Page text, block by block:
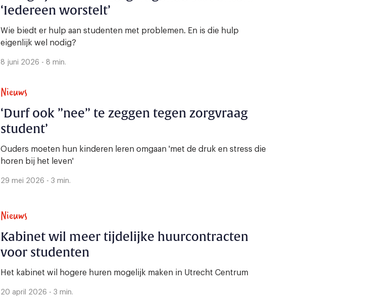
‘Iedereen worstelt’
Wie biedt er hulp aan studenten met problemen. En is die hulp
eigenlijk wel nodig?
8 juni 2026 - 8 min.
Nieuws
‘Durf ook ”nee” te zeggen tegen zorgvraag
student’
Ouders moeten hun kinderen leren omgaan 'met de druk en stress die
horen bij het leven'
29 mei 2026 - 3 min.
Nieuws
Kabinet wil meer tijdelijke huurcontracten
voor studenten
Het kabinet wil hogere huren mogelijk maken in Utrecht Centrum
20 april 2026 - 3 min.